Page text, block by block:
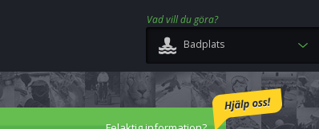
Vad vill du göra?
Badplats